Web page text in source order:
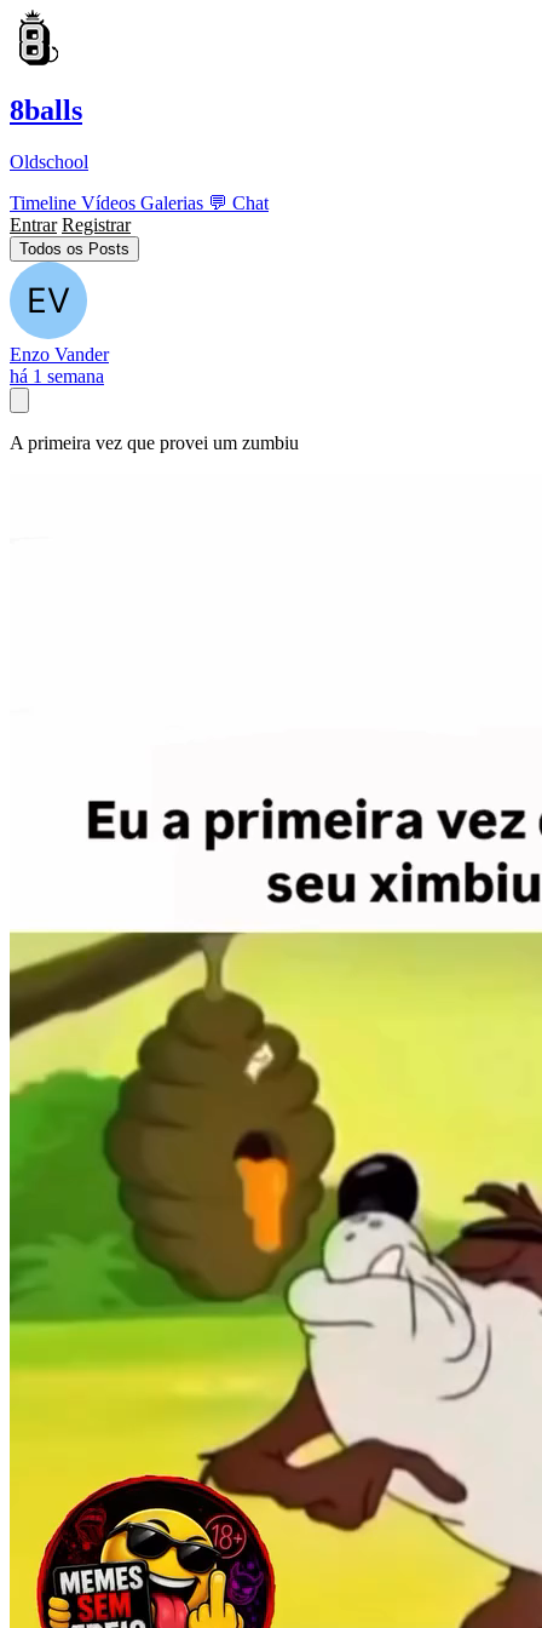
8balls
Oldschool
Timeline Vídeos Galerias 💬 Chat
Entrar Registrar
Todos os Posts
Enzo Vander
há 1 semana
A primeira vez que provei um zumbiu